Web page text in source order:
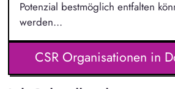
Potenzial bestmöglich entfalten
werden...
CSR Organisationen in